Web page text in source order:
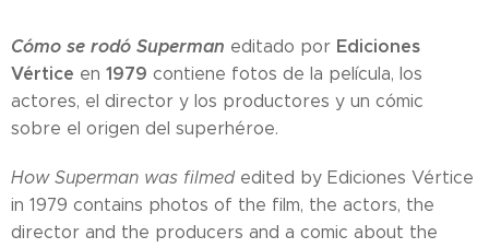
Cómo se rodó Superman editado por Ediciones
Vértice en 1979 contiene fotos de la película, los
actores, el director y los productores y un cómic
sobre el origen del superhéroe.
How Superman was filmededited by Ediciones Vértice
in 1979 contains photos of the film, the actors, the
director and the producers and a comic about the